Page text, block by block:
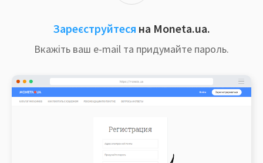
Зареєструйтеся на Moneta.ua.
Вкажіть ваш e-mail та придумайте пароль.